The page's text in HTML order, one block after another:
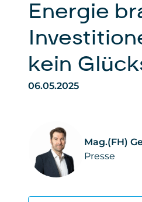
Energie
kein
06.05.2025
Mag.(FH)
Presse